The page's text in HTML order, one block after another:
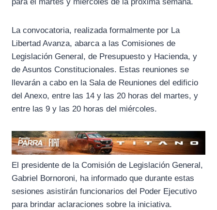
La convocatoria, realizada formalmente por La
Libertad Avanza, abarca a las Comisiones de
Legislación General, de Presupuesto y Hacienda, y
de Asuntos Constitucionales. Estas reuniones se
llevarán a cabo en la Sala de Reuniones del edificio
del Anexo, entre las 14 y las 20 horas del martes, y
entre las 9 y las 20 horas del miércoles.
El presidente de la Comisión de Legislación General,
Gabriel Bornoroni, ha informado que durante estas
sesiones asistirán funcionarios del Poder Ejecutivo
para brindar aclaraciones sobre la iniciativa.